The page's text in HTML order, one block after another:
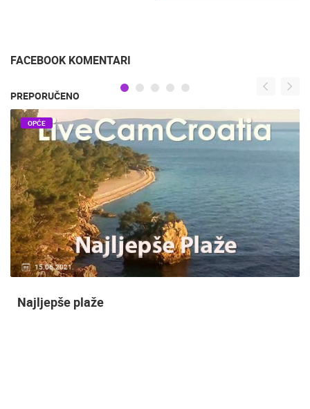
FACEBOOK KOMENTARI
PREPORUČENO
20.01.2021. 3 KAMERA(E)
OPĆE
Nadzor kuće!